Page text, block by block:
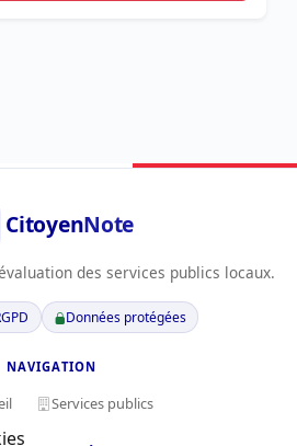
des services publics locaux.
Données protégées
NAVIGATION
Services publics